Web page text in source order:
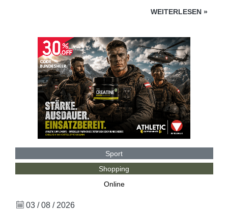
WEITERLESEN »
Sport
Shopping
Online
03 / 08 / 2026